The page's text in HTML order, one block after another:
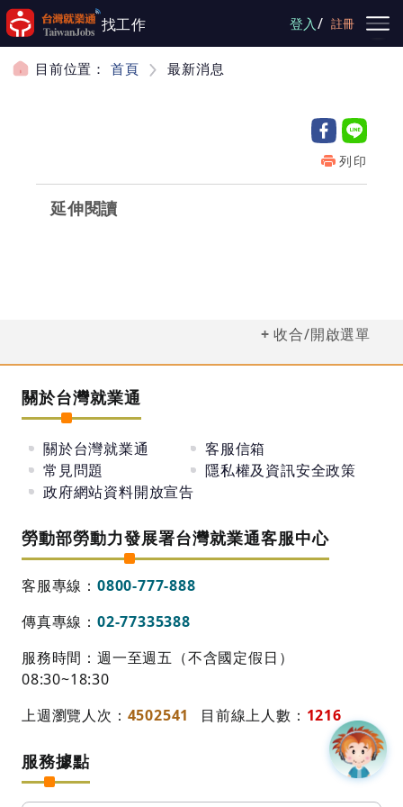
跳到主要內容
找工作 登入/ 註冊
目前位置： 首頁 最新消息
列印
延伸閱讀
收合/開啟選單
關於台灣就業通
關於台灣就業通
客服信箱
常見問題
隱私權及資訊安全政策
政府網站資料開放宣告
勞動部勞動力發展署台灣就業通客服中心
客服專線： 0800-777-888
傳真專線： 02-77335388
服務時間：週一至週五（不含國定假日）
08:30~18:30
上週瀏覽人次： 4502541 目前線上人數： 1216
服務據點